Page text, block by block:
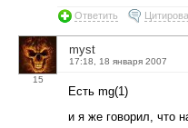
Ответить
15
myst
17:18, 18 января 2007
Есть mg(1)
и я же говорил, что